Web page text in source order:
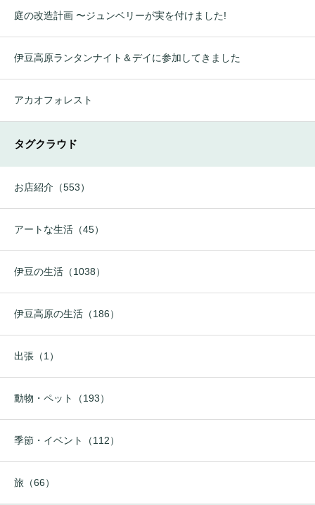
庭の改造計画 〜ジュンベリーが実を付けました!
伊豆高原ランタンナイト＆デイに参加してきました
アカオフォレスト
タグクラウド
お店紹介（553）
アートな生活（45）
伊豆の生活（1038）
伊豆高原の生活（186）
出張（1）
動物・ペット（193）
季節・イベント（112）
旅（66）